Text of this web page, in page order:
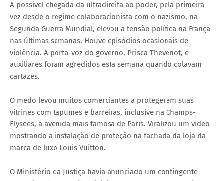
A possível chegada da ultradireita ao poder, pela primeira
vez desde o regime colaboracionista com o nazismo, na
Segunda Guerra Mundial, elevou a tensão política na França
nas últimas semanas. Houve episódios ocasionais de
violência. A porta-voz do governo, Prisca Thevenot, e
auxiliares foram agredidos esta semana quando colavam
cartazes.
O medo levou muitos comerciantes a protegerem suas
vitrines com tapumes e barreiras, inclusive na Champs-
Elysées, a avenida mais famosa de Paris. Viralizou um vídeo
mostrando a instalação de proteção na fachada da loja da
marca de luxo Louis Vuitton.
O Ministério da Justiça havia anunciado um contingente